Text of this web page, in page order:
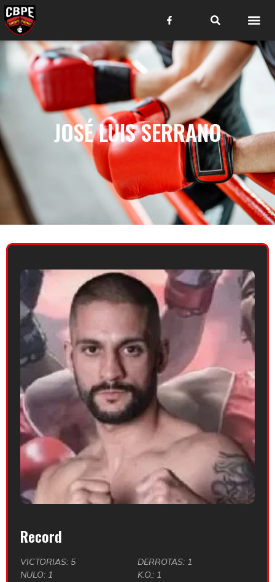
JOSÉ LUIS SERRANO
Record
VICTORIAS: 5
DERROTAS: 1
NULO: 1
K.O.: 1